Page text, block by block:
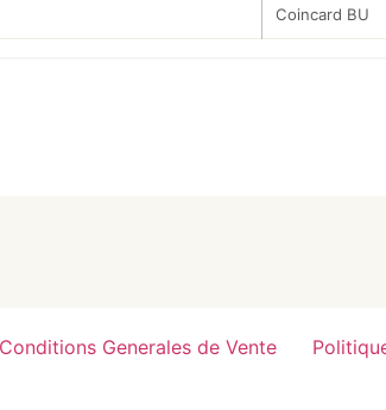
Coincard BU
Conditions Generales de Vente